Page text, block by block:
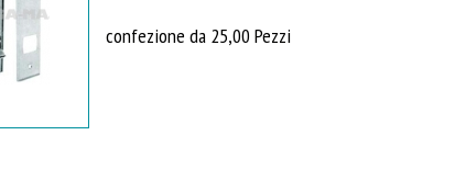
confezione da 25,00 Pezzi